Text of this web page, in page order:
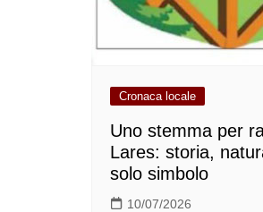
Cronaca locale
Uno stemma per
Lares: storia,
solo simbolo
10/07/2026